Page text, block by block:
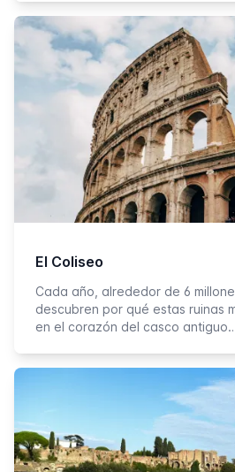
El Coliseo
Cada año, alrededor de 6
descubren por qué estas ruinas
en el corazón del casco